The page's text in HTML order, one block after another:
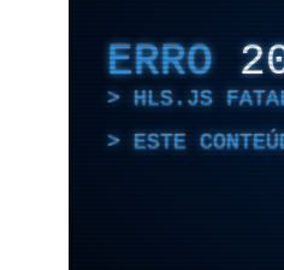
ERRO
HLS.JS
ESTE